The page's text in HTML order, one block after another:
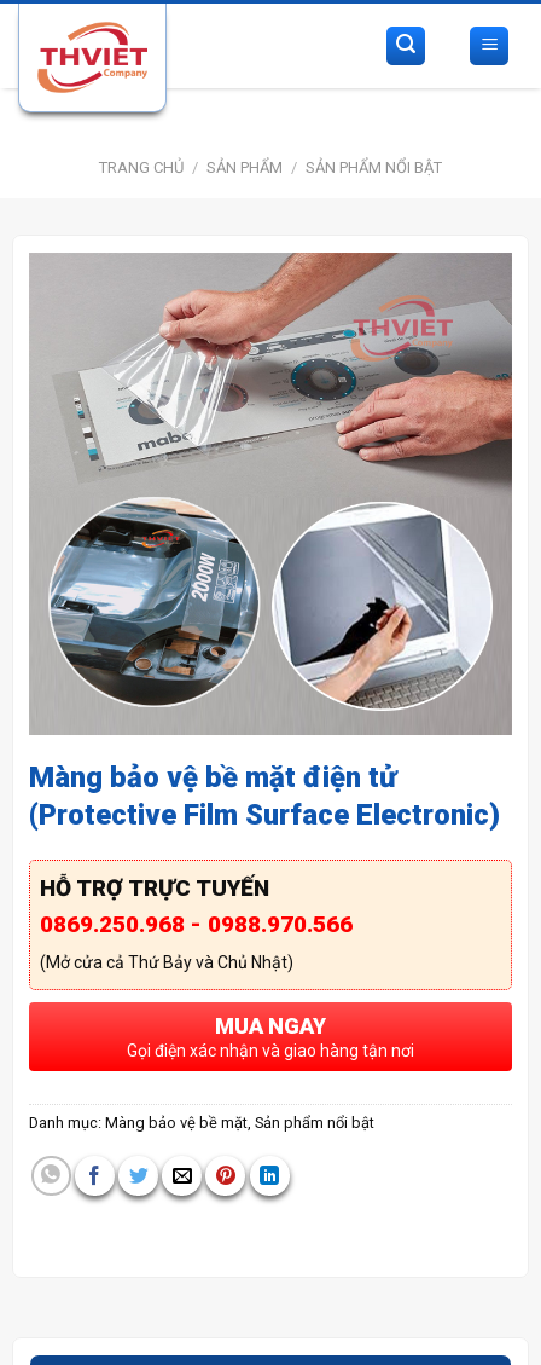
content
TRANG CHỦ / SẢN PHẨM / SẢN PHẨM NỔI BẬT
Màng bảo vệ bề mặt điện tử
(Protective Film Surface Electronic)
HỖ TRỢ TRỰC TUYẾN
0869.250.968 - 0988.970.566
(Mở cửa cả Thứ Bảy và Chủ Nhật)
MUA NGAY
Gọi điện xác nhận và giao hàng tận nơi
Danh mục:Màng bảo vệ bề mặt ,Sản phẩm nổi bật